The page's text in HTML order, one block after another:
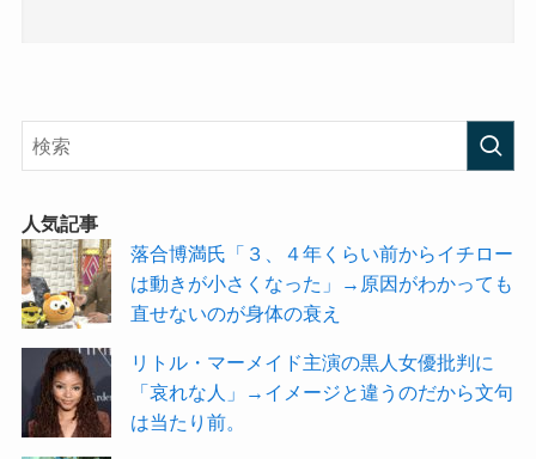
人気記事
落合博満氏「３、４年くらい前からイチロー
は動きが小さくなった」→原因がわかっても
直せないのが身体の衰え
リトル・マーメイド主演の黒人女優批判に
「哀れな人」→イメージと違うのだから文句
は当たり前。